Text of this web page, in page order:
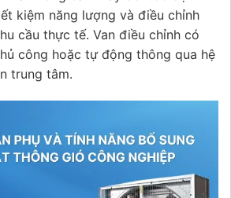
kiệm năng lượng và điều chỉnh
cầu thực tế. Van điều chỉnh có
công hoặc tự động thông qua hệ
trung tâm.